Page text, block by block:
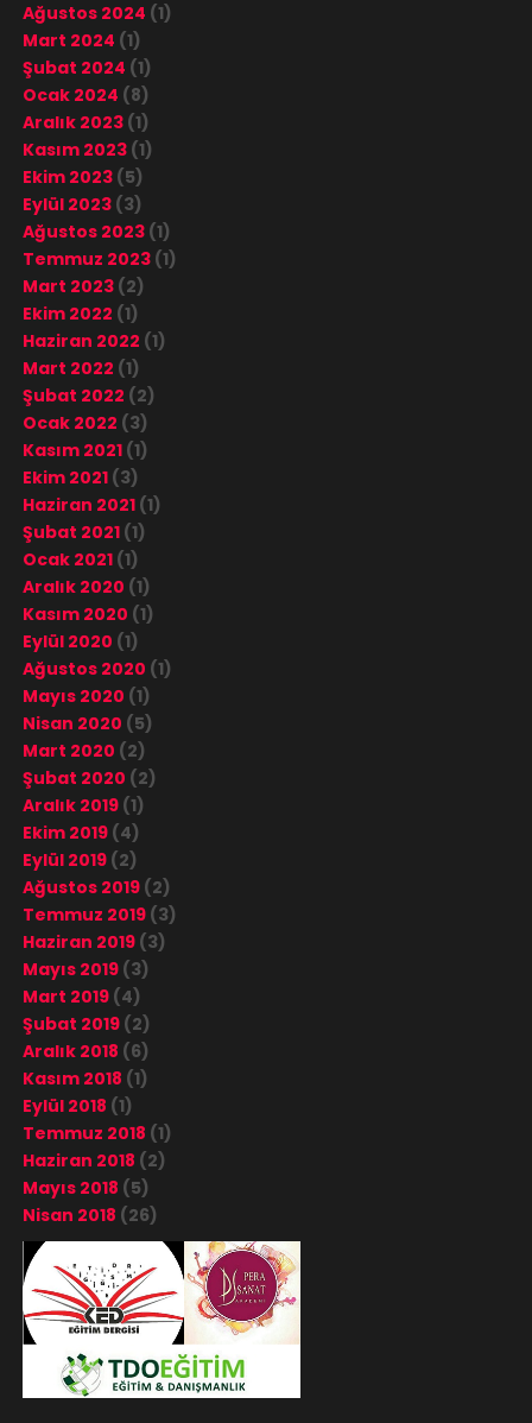
Ağustos 2024 (1)
Mart 2024 (1)
Şubat 2024 (1)
Ocak 2024 (8)
Aralık 2023(1)
Kasım 2023(1)
Ekim 2023(5)
Eylül 2023(3)
Ağustos 2023(1)
Temmuz 2023(1)
Mart 2023(2)
Ekim 2022 (1)
Haziran 2022 (1)
Mart 2022 (1)
Şubat 2022 (2)
Ocak 2022 (3)
Kasım 2021(1)
Ekim 2021(3)
Haziran 2021(1)
Şubat 2021(1)
Ocak 2021(1)
Aralık 2020 (1)
Kasım 2020 (1)
Eylül 2020 (1)
Ağustos 2020 (1)
Mayıs 2020 (1)
Nisan 2020 (5)
Mart 2020 (2)
Şubat 2020 (2)
Aralık 2019(1)
Ekim 2019(4)
Eylül 2019(2)
Ağustos 2019(2)
Temmuz 2019(3)
Haziran 2019(3)
Mayıs 2019(3)
Mart 2019(4)
Şubat 2019(2)
Aralık 2018 (6)
Kasım 2018 (1)
Eylül 2018 (1)
Temmuz 2018 (1)
Haziran 2018 (2)
Mayıs 2018 (5)
Nisan 2018 (26)